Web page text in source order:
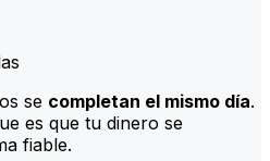
se completan el mismo día.
es que tu dinero se
fiable.